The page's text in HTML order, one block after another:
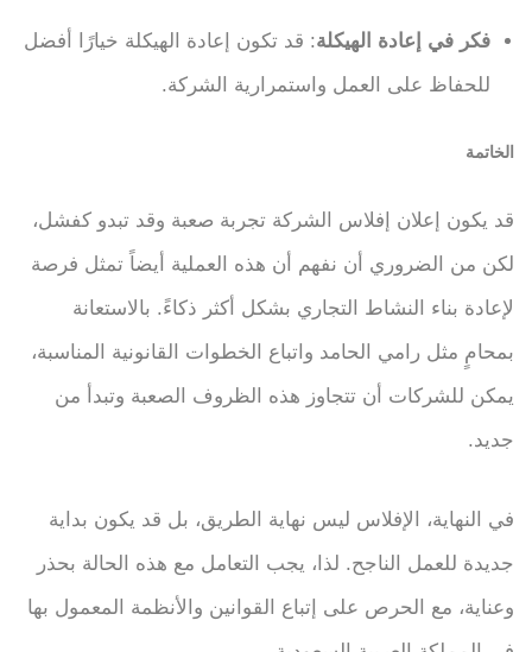
فكر في إعادة الهيكلة: قد تكون إعادة الهيكلة خيارًا أفضل
للحفاظ على العمل واستمرارية الشركة.
الخاتمة
قد يكون إعلان إفلاس الشركة تجربة صعبة وقد تبدو كفشل،
لكن من الضروري أن نفهم أن هذه العملية أيضاً تمثل فرصة
لإعادة بناء النشاط التجاري بشكل أكثر ذكاءً. بالاستعانة
بمحامٍ مثل رامي الحامد واتباع الخطوات القانونية المناسبة،
يمكن للشركات أن تتجاوز هذه الظروف الصعبة وتبدأ من
جديد.
في النهاية، الإفلاس ليس نهاية الطريق، بل قد يكون بداية
جديدة للعمل الناجح. لذا، يجب التعامل مع هذه الحالة بحذر
وعناية، مع الحرص على إتباع القوانين والأنظمة المعمول بها